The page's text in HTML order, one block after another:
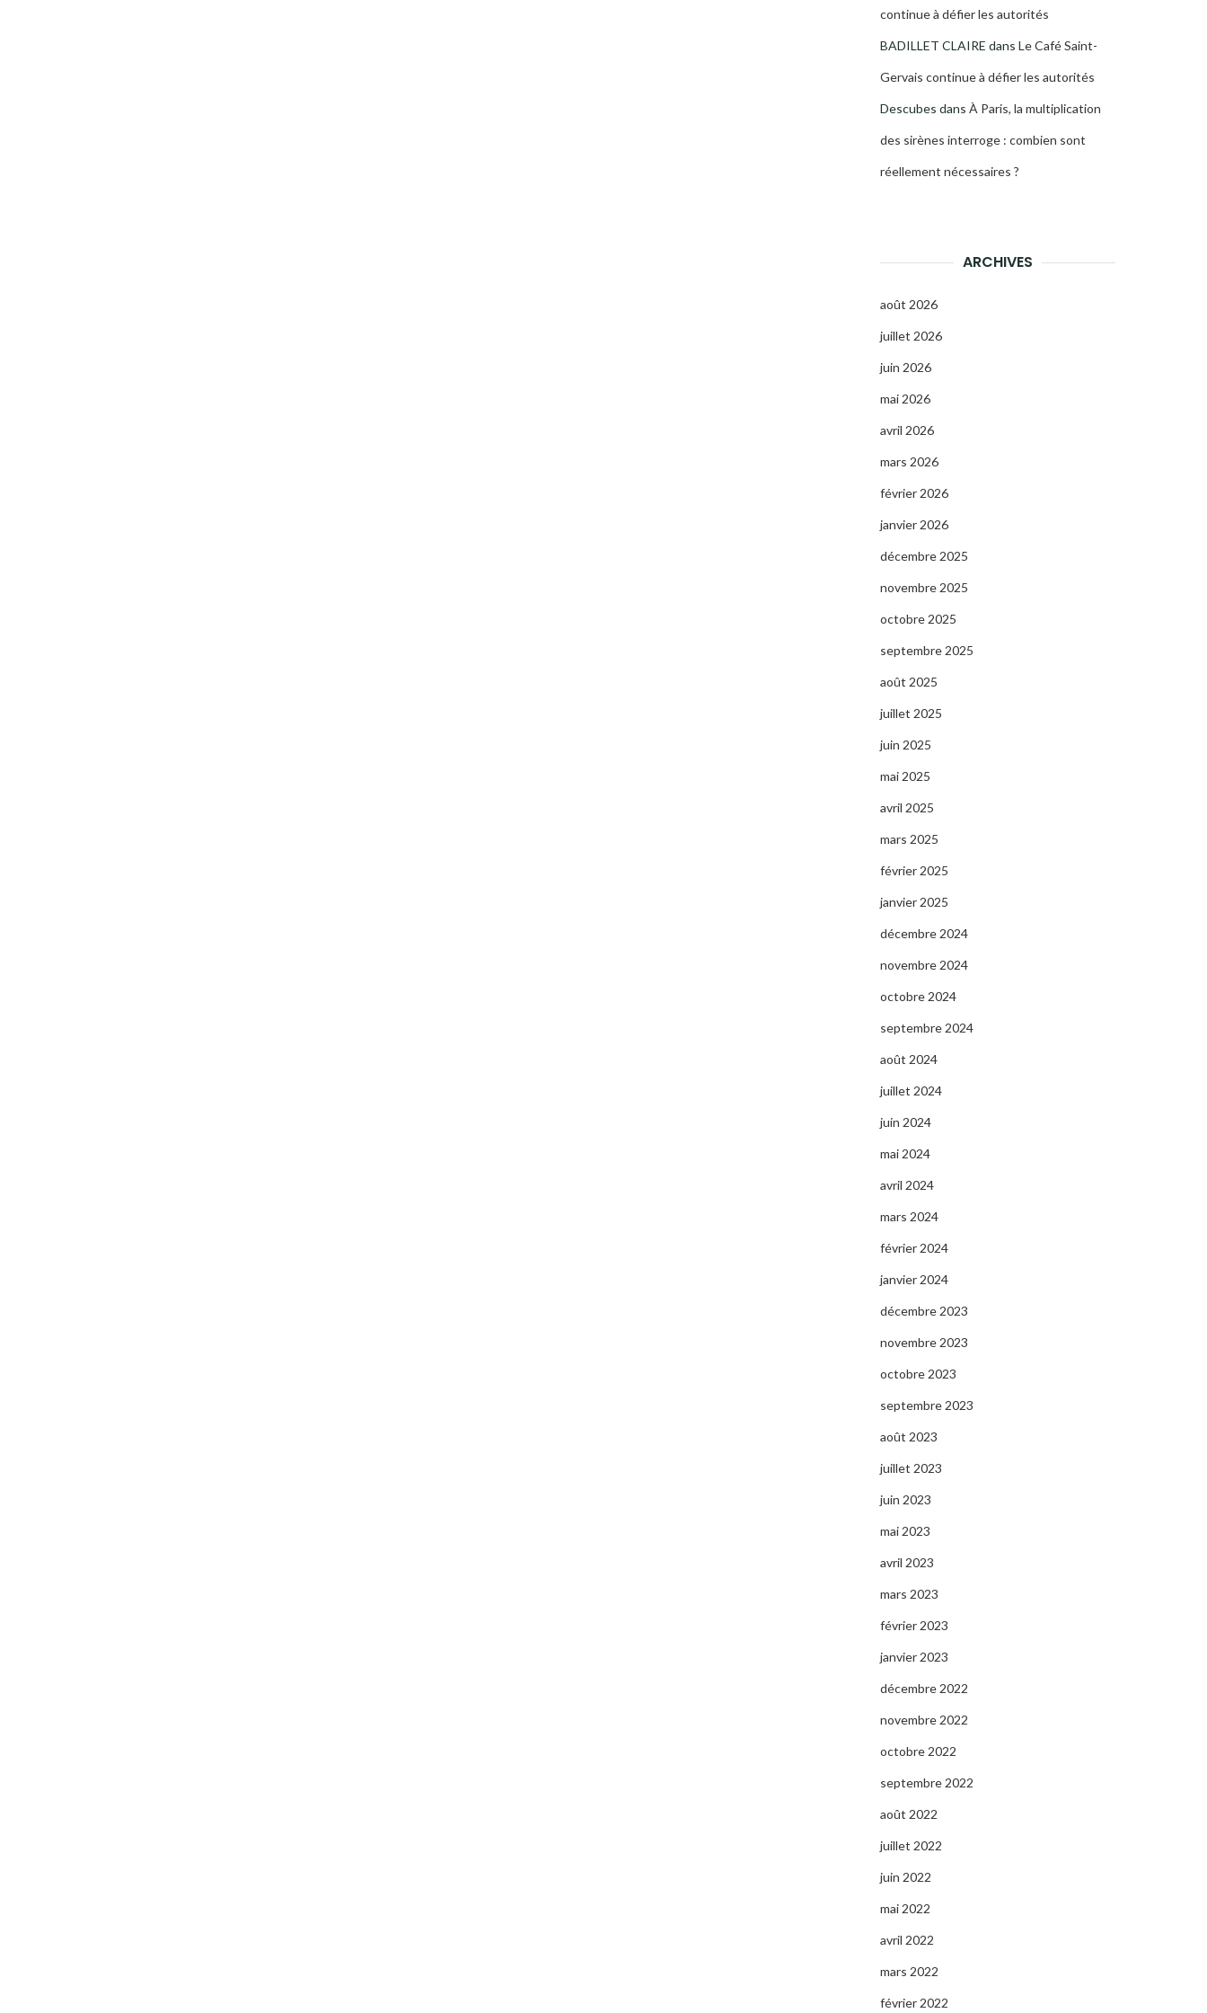
continue à défier les autorités
BADILLET CLAIRE dans Le Café Saint-
Gervais continue à défier les autorités
Descubes dans À Paris, la multiplication
des sirènes interroge : combien sont
réellement nécessaires ?
ARCHIVES
août 2026
juillet 2026
juin 2026
mai 2026
avril 2026
mars 2026
février 2026
janvier 2026
décembre 2025
novembre 2025
octobre 2025
septembre 2025
août 2025
juillet 2025
juin 2025
mai 2025
avril 2025
mars 2025
février 2025
janvier 2025
décembre 2024
novembre 2024
octobre 2024
septembre 2024
août 2024
juillet 2024
juin 2024
mai 2024
avril 2024
mars 2024
février 2024
janvier 2024
décembre 2023
novembre 2023
octobre 2023
septembre 2023
août 2023
juillet 2023
juin 2023
mai 2023
avril 2023
mars 2023
février 2023
janvier 2023
décembre 2022
novembre 2022
octobre 2022
septembre 2022
août 2022
juillet 2022
juin 2022
mai 2022
avril 2022
mars 2022
février 2022